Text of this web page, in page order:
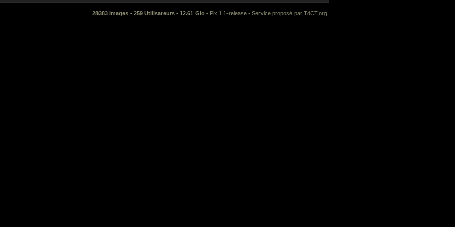
28383 Images - 259 Utilisateurs - 12.61 Gio - Pix 1.1-release - Service proposé par TdCT.org